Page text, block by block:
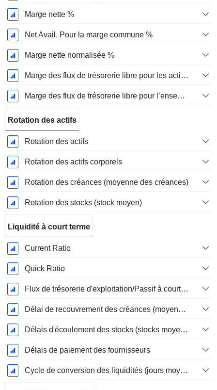
Marge nette %
Net Avail. Pour la marge commune %
Marge nette normalisée %
Marge des flux de trésorerie libre pour les actionnaires
Marge des flux de trésorerie libre pour l’ensemble des pourvoyeurs de fonds
Rotation des actifs
Rotation des actifs
Rotation des actifs corporels
Rotation des créances (moyenne des créances)
Rotation des stocks (stock moyen)
Liquidité à court terme
Current Ratio
Quick Ratio
Flux de trésorerie d'exploitation/Passif à court terme
Délai de recouvrement des créances (moyenne des créances)
Délais d'écoulement des stocks (stocks moyens)
Délais de paiement des fournisseurs
Cycle de conversion des liquidités (jours moyens)